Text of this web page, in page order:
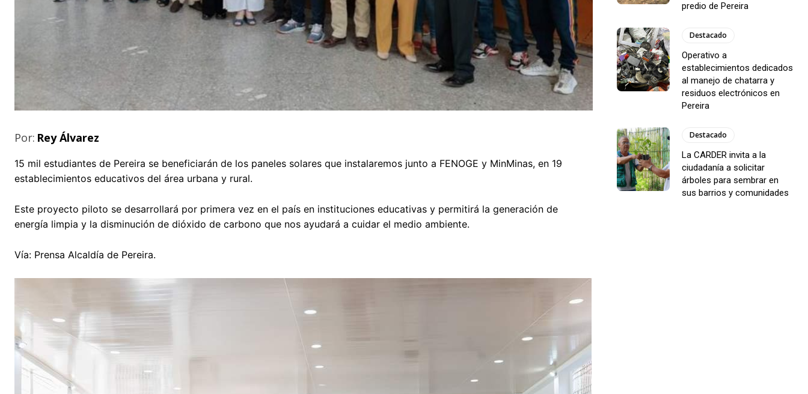
Por: Rey Álvarez
15 mil estudiantes de Pereira se beneficiarán de los paneles solares que instalaremos junto a FENOGE y MinMinas, en 19
establecimientos educativos del área urbana y rural.
Este proyecto piloto se desarrollará por primera vez en el país en instituciones educativas y permitirá la generación de
energía limpia y la disminución de dióxido de carbono que nos ayudará a cuidar el medio ambiente.
Vía: Prensa Alcaldía de Pereira.
predio de Pereira
Destacado
Operativo a
establecimientos dedicados
al manejo de chatarra y
residuos electrónicos en
Pereira
Destacado
La CARDER invita a la
ciudadanía a solicitar
árboles para sembrar en
sus barrios y comunidades